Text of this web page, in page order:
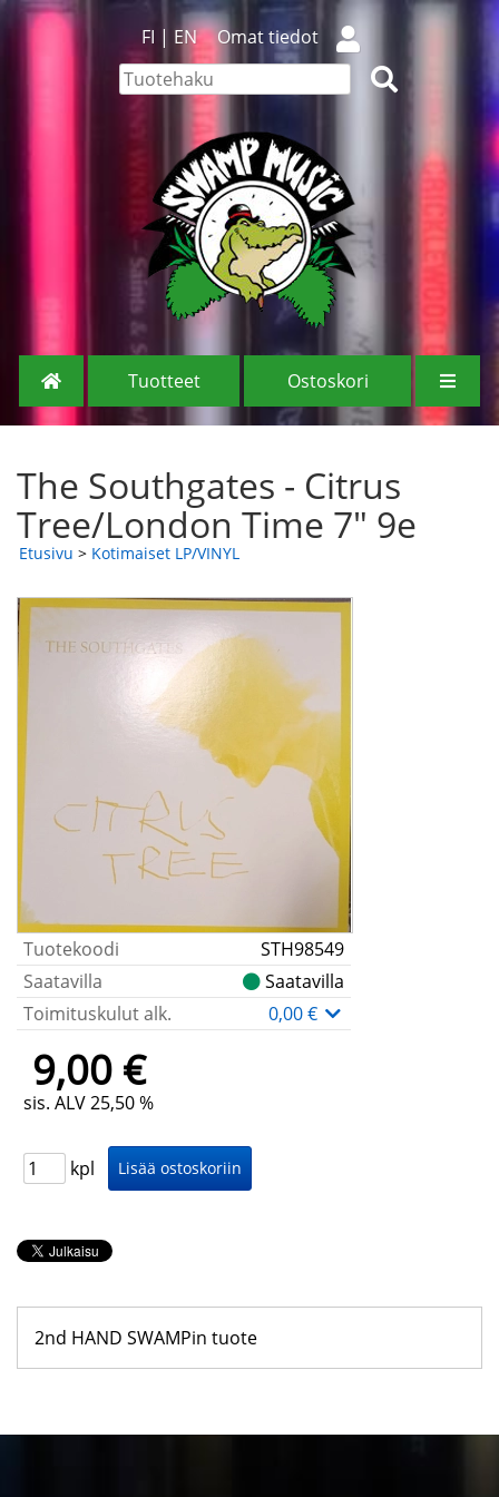
FI | EN Omat tiedot
Tuotteet Ostoskori
The Southgates - Citrus
Tree/London Time 7" 9e
Etusivu > Kotimaiset LP/VINYL
Tuotekoodi
STH98549
Saatavilla
Saatavilla
Toimituskulut alk.
0,00 €
9,00 €
sis. ALV 25,50 %
kpl
2nd HAND SWAMPin tuote